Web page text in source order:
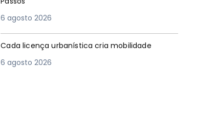
6 agosto 2026
Cada licença urbanística cria mobilidade
6 agosto 2026